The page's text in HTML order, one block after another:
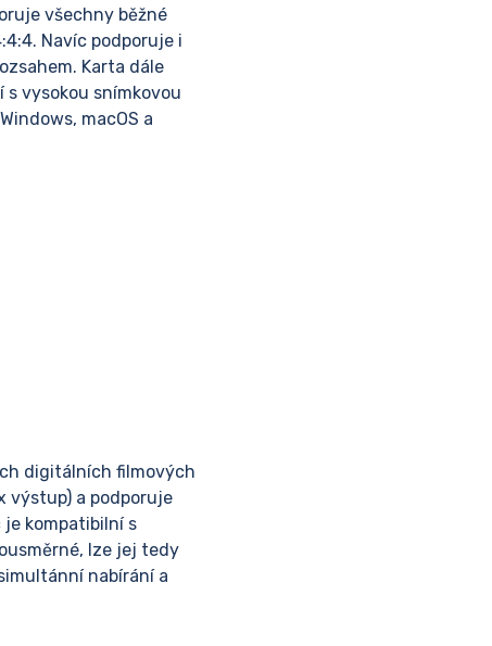
všechny běžné
Navíc podporuje i
Karta dále
vysokou snímkovou
macOS a
digitálních filmových
výstup) a podporuje
je kompatibilní s
lze jej tedy
nabírání a